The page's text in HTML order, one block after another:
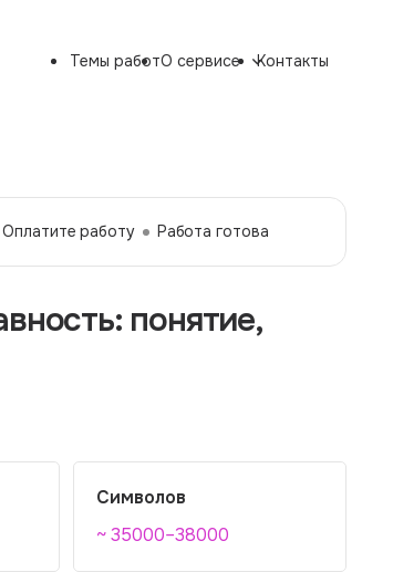
Темы работО сервисе Контакты
Оплатите работу Работа готова
понятие,
Символов
~ 35000–38000